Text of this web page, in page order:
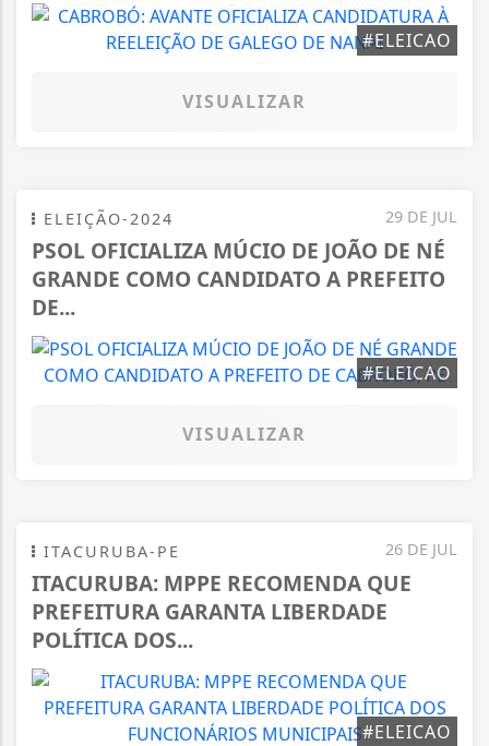
#ELEICAO
VISUALIZAR
29 DE JUL
ELEIÇÃO-2024
PSOL OFICIALIZA MÚCIO DE JOÃO DE NÉ
GRANDE COMO CANDIDATO A PREFEITO
DE...
#ELEICAO
VISUALIZAR
26 DE JUL
ITACURUBA-PE
ITACURUBA: MPPE RECOMENDA QUE
PREFEITURA GARANTA LIBERDADE
POLÍTICA DOS...
#ELEICAO